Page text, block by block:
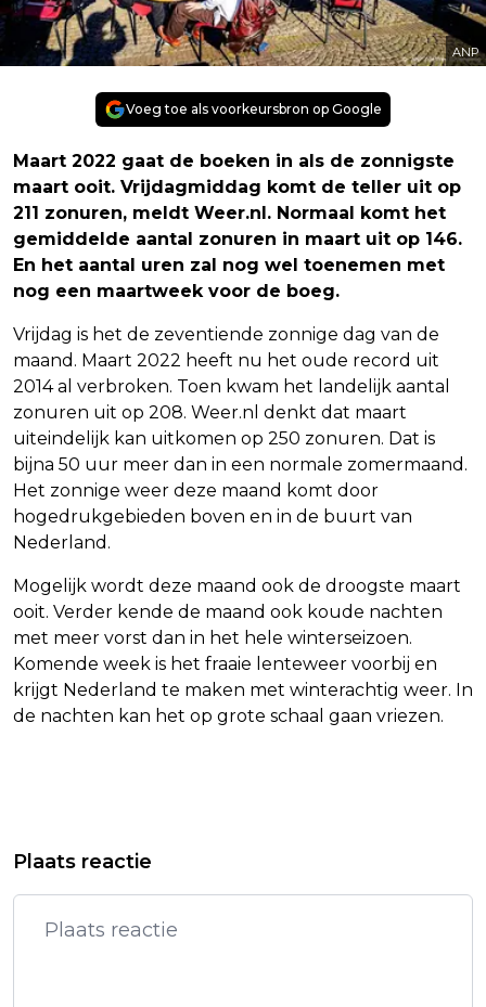
ANP
Voeg toe als voorkeursbron op Google
Maart 2022 gaat de boeken in als de zonnigste
maart ooit. Vrijdagmiddag komt de teller uit op
211 zonuren, meldt Weer.nl. Normaal komt het
gemiddelde aantal zonuren in maart uit op 146.
En het aantal uren zal nog wel toenemen met
nog een maartweek voor de boeg.
Vrijdag is het de zeventiende zonnige dag van de
maand. Maart 2022 heeft nu het oude record uit
2014 al verbroken. Toen kwam het landelijk aantal
zonuren uit op 208. Weer.nl denkt dat maart
uiteindelijk kan uitkomen op 250 zonuren. Dat is
bijna 50 uur meer dan in een normale zomermaand.
Het zonnige weer deze maand komt door
hogedrukgebieden boven en in de buurt van
Nederland.
Mogelijk wordt deze maand ook de droogste maart
ooit. Verder kende de maand ook koude nachten
met meer vorst dan in het hele winterseizoen.
Komende week is het fraaie lenteweer voorbij en
krijgt Nederland te maken met winterachtig weer. In
de nachten kan het op grote schaal gaan vriezen.
HOGERE AEX
STAAT KRIJGT TIK OP VINGERS OVER
UITSLUITEN VAKBONDEN
Plaats reactie